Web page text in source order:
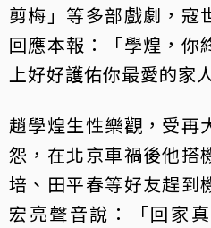
剪梅」等多部戲劇，寇
回應本報：「學煌，你
上好好護佑你最愛的家
趙學煌生性樂觀，受再
怨，在北京車禍後他搭
培、田平春等好友趕到
宏亮聲音說：「回家